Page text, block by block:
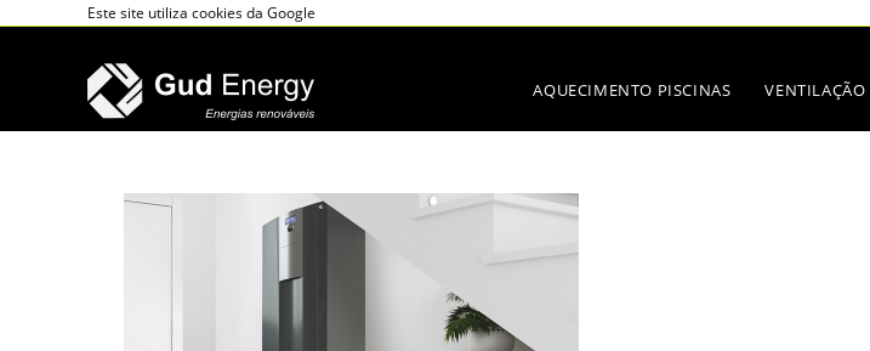
Este site utiliza cookies da Google
AQUECIMENTO PISCINAS VENTILAÇÃO